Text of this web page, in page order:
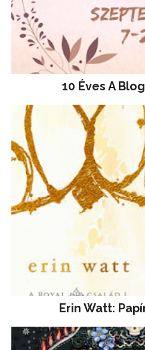
10 Éves A
Erin Watt: